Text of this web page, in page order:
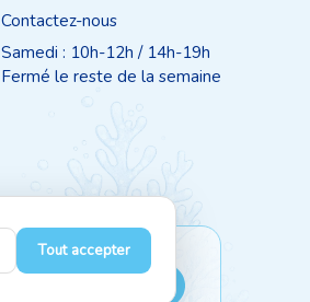
Contactez-nous
Samedi : 10h-12h / 14h-19h
Fermé le reste de la semaine
Tout accepter